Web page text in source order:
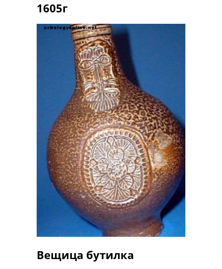
1605г
Вещица бутилка